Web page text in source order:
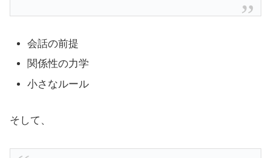
会話の前提
関係性の力学
小さなルール
そして、